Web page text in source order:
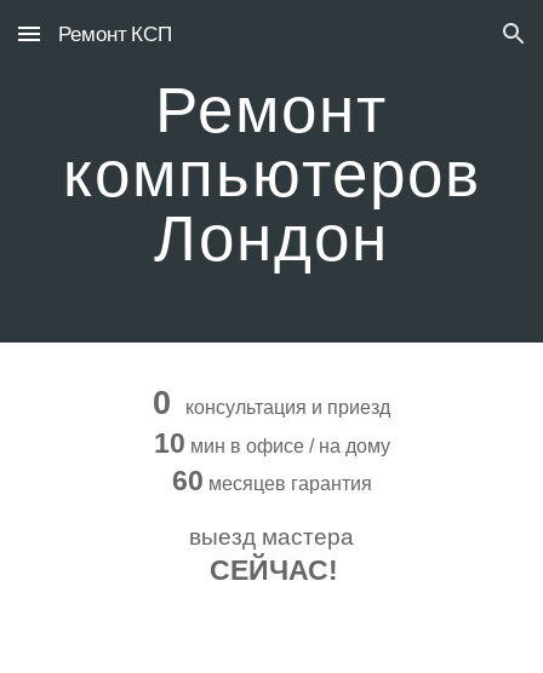
Skip to main content Skip to navigation
Ремонт КСП
Ремонт
компьютеров
Лондон
0 консультация и приезд
10 мин в офисе / на дому
60 месяцев гарантия
выезд мастера
СЕЙЧАС!